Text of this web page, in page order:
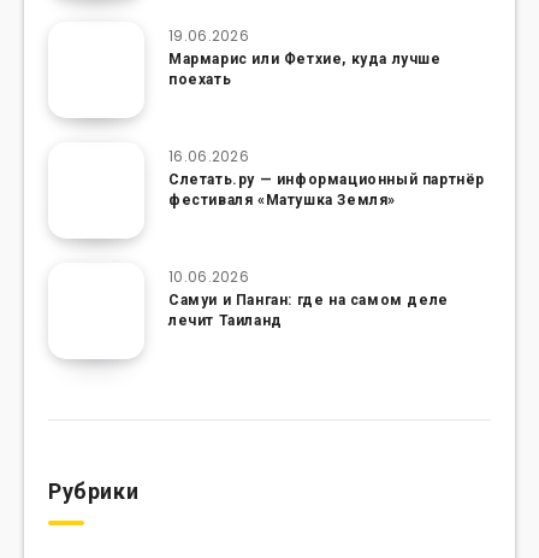
19.06.2026
Мармарис или Фетхие, куда лучше
поехать
16.06.2026
Слетать.ру — информационный партнёр
фестиваля «Матушка Земля»
10.06.2026
Самуи и Панган: где на самом деле
лечит Таиланд
Рубрики